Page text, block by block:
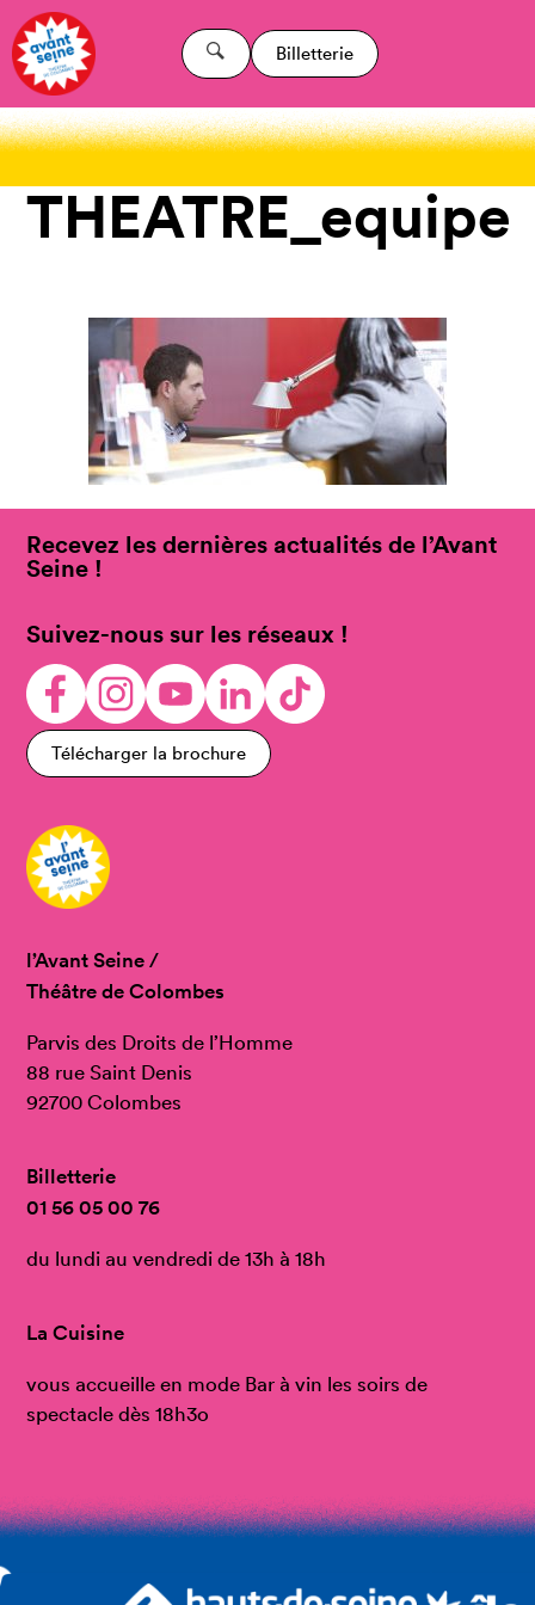
Billetterie
THEATRE_equipe
Recevez les dernières actualités de l’Avant
Seine !
Suivez-nous sur les réseaux !
Télécharger la brochure
l’Avant Seine /
Théâtre de Colombes
Parvis des Droits de l’Homme
88 rue Saint Denis
92700 Colombes
Billetterie
01 56 05 00 76
du lundi au vendredi de 13h à 18h
La Cuisine
vous accueille en mode Bar à vin les soirs de
spectacle dès 18h3o